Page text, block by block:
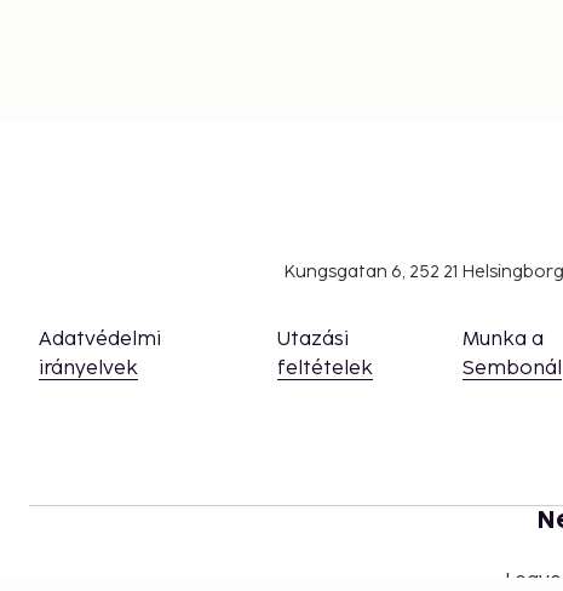
Kungsgatan 6, 252 21
Adatvédelmi
irányelvek
Utazási
feltételek
Munka a
Sembonál